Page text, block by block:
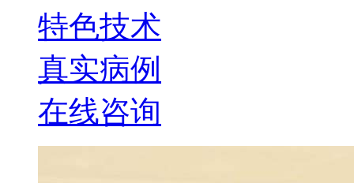
特色技术
真实病例
在线咨询